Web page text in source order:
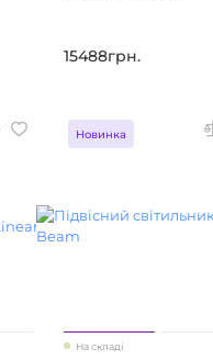
15488грн.
Новинка
На складі